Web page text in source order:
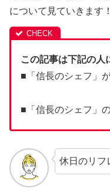
について見ていきます！
この記事は下記の人
■「信長のシェフ」
■「信長のシェフ」
休日のリフ